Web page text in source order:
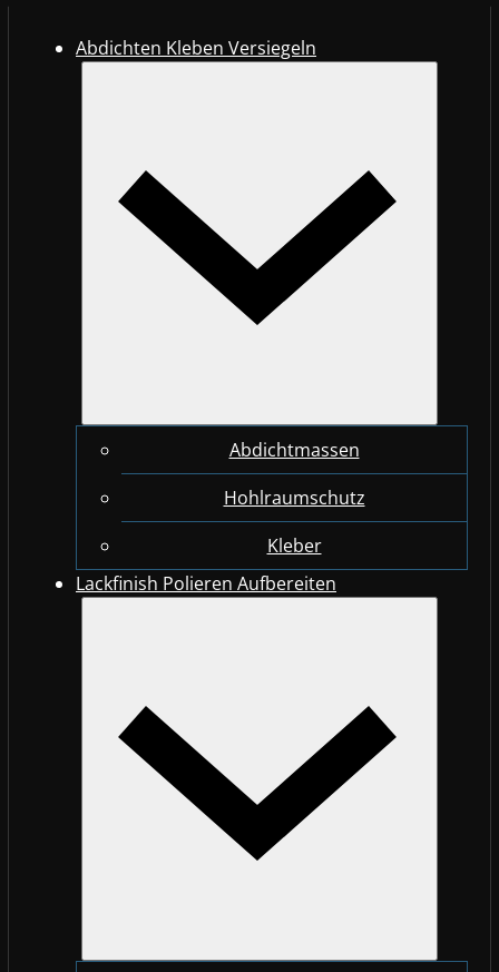
Abdichten Kleben Versiegeln
Abdichtmassen
Hohlraumschutz
Kleber
Lackfinish Polieren Aufbereiten